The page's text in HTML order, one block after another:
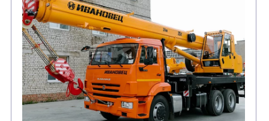
ПОДЪЕМНО-
ТРАНСПОРТНАЯ
ТЕХНИКА